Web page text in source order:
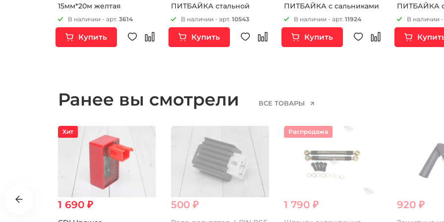
15мм*20м желтая
В наличии - арт. 3614
Купить
ПИТБАЙКА стальной
В наличии - арт. 10543
Купить
ПИТБАЙКА с сальниками
В наличии - арт. 11924
Купить
ПИТБАЙКА
В наличии -
Ранее вы смотрели ВСЕ ТОВАРЫ
Хит
1 690 ₽ 500 ₽
Распродажа
1 790 ₽ 920 ₽